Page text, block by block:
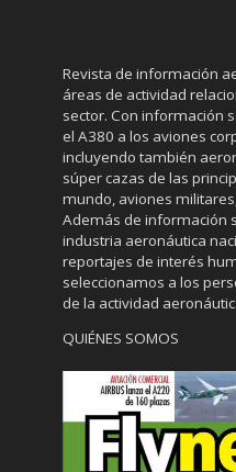
Revista de información
áreas de actividad
sector. Con información
el A380 a los aviones
incluyendo también
súper cazas de las
mundo, aviones
Además de información
industria aeronáutica
reportajes de interés
seleccionamos a los
de la actividad
QUIÉNES SOMOS